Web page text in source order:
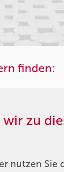
finden:
zu
nutzen